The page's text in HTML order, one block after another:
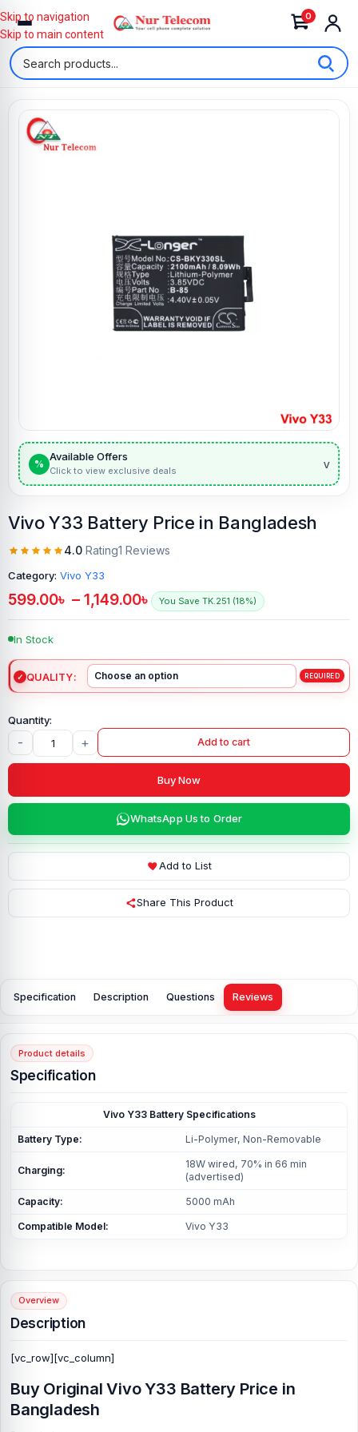
0
Skip to navigation
Skip to main content
%
Available Offers
Click to view exclusive deals v
Vivo Y33 Battery Price in Bangladesh
4.0 Rating1 Reviews
Category: Vivo Y33
599.00৳ – 1,149.00৳ You Save TK.251 (18%)
In Stock
QUALITY
- + Add to cart
Buy Now
WhatsApp Us to Order
Add to List
Share This Product
Specification Description Questions Reviews
Product details
Specification
Vivo Y33 Battery Specifications
Battery Type: Li-Polymer, Non-Removable
Charging:
18W wired, 70% in 66 min
(advertised)
Capacity: 5000 mAh
Compatible Model: Vivo Y33
Overview
Description
[vc_row][vc_column]
Buy Original Vivo Y33 Battery Price in
Bangladesh